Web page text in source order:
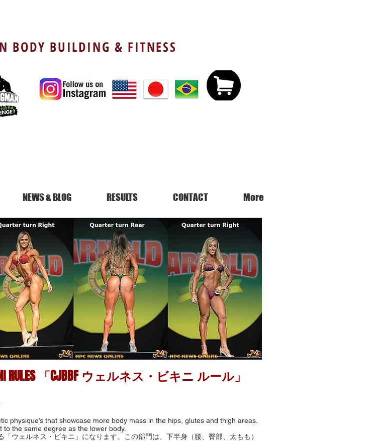
BODY BUILDING & FITNESS
NEWS & BLOG RESULTS CONTACT More
RULES 「CJBBF ウェルネス・ビキニ ルール」
physique’s that showcase more body mass in the hips, glutes and thigh areas.
the same degree as the lower body.
ウェルネス・ビキニ」になります。この部門は、下半身（腰、臀部、太もも）